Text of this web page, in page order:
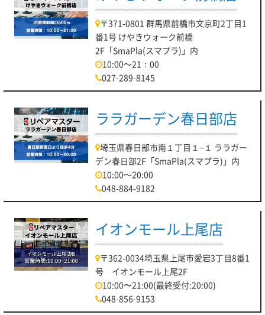
〒371-0801 群馬県前橋市文京町2丁目1
番1号 けやきウォーク前橋
2F「SmaPla(スマプラ)」内
10:00～21：00
027-289-8145
ララガーデン春日部店
埼玉県春日部市南１丁目１−１ ララガー
デン春日部2F「SmaPla(スマプラ)」内
10:00～20:00
048-884-9182
イオンモール上尾店
〒362-0034埼玉県上尾市愛宕3丁目8番1
号 イオンモール上尾2F
10:00〜21:00(最終受付:20:00)
048-856-9153